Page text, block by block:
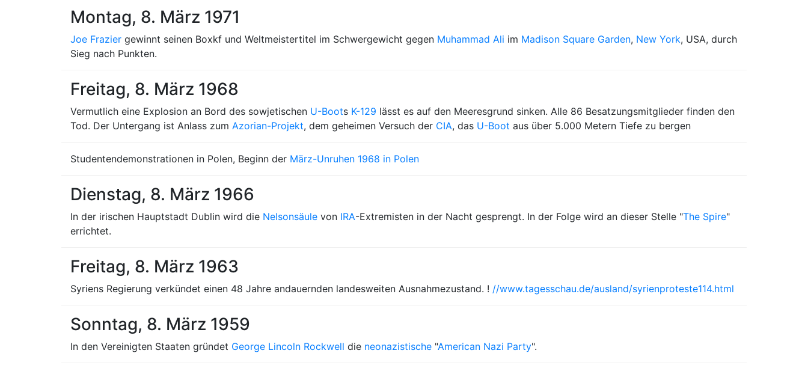
Montag, 8. März 1971
Joe Frazier gewinnt seinen Boxkf und Weltmeistertitel im Schwergewicht gegen Muhammad Ali im Madison Square Garden, New York, USA, durch
Sieg nach Punkten.
Freitag, 8. März 1968
Vermutlich eine Explosion an Bord des sowjetischen U-Boots K-129 lässt es auf den Meeresgrund sinken. Alle 86 Besatzungsmitglieder finden den
Tod. Der Untergang ist Anlass zum Azorian-Projekt, dem geheimen Versuch der CIA, das U-Boot aus über 5.000 Metern Tiefe zu bergen
Studentendemonstrationen in Polen, Beginn der März-Unruhen 1968 in Polen
Dienstag, 8. März 1966
In der irischen Hauptstadt Dublin wird die Nelsonsäule von IRA-Extremisten in der Nacht gesprengt. In der Folge wird an dieser Stelle "The Spire"
errichtet.
Freitag, 8. März 1963
Syriens Regierung verkündet einen 48 Jahre andauernden landesweiten Ausnahmezustand. ! //www.tagesschau.de/ausland/syrienproteste114.html
Sonntag, 8. März 1959
In den Vereinigten Staaten gründet George Lincoln Rockwell die neonazistische "American Nazi Party".